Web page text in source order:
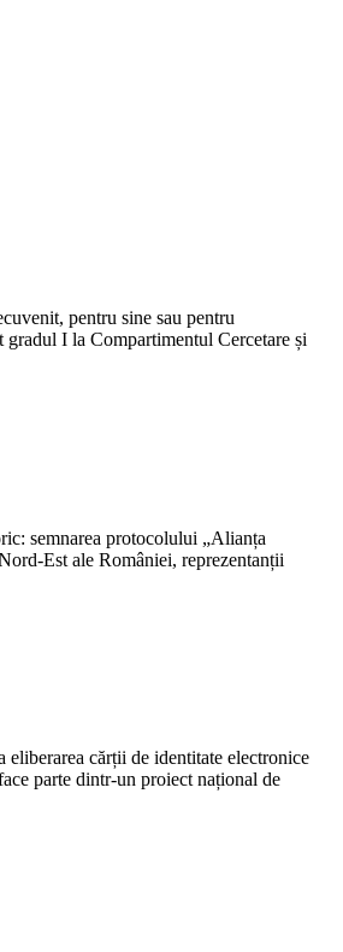
pentru sine sau pentru
I la Compartimentul Cercetare și
semnarea protocolului „Alianța
Est ale României, reprezentanții
cărții de identitate electronice
parte dintr-un proiect național de